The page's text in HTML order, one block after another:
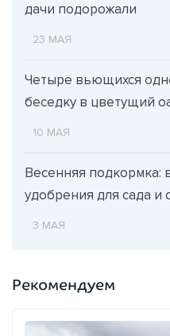
дачи подорожали
23 МАЯ
Четыре вьющихся
беседку в цветущий
10 МАЯ
Весенняя подкормка:
удобрения для сада и
3 МАЯ
Рекомендуем